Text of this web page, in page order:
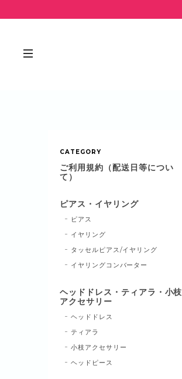
CATEGORY
ご利用規約（配送日等につい
て）
ピアス・イヤリング
ピアス
イヤリング
タッセルピアス/イヤリング
イヤリングコンバーター
ヘッドドレス・ティアラ・小枝
アクセサリー
ヘッドドレス
ティアラ
小枝アクセサリー
ヘッドピース